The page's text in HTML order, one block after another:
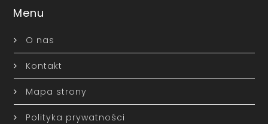
Menu
O nas
Kontakt
Mapa strony
Polityka prywatności